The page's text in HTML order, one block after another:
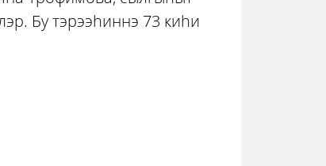
Бу тэрээhиннэ 73 киhи